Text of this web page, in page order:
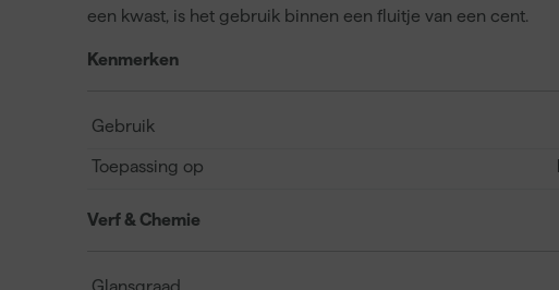
een kwast, is het gebruik binnen een fluitje van een cent.
Kenmerken
Gebruik
Toepassing op
Verf & Chemie
Glansgraad